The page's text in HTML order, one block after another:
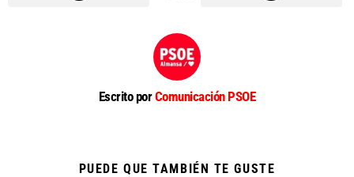
Escrito porComunicación PSOE
PUEDE QUE TAMBIÉN TE GUSTE